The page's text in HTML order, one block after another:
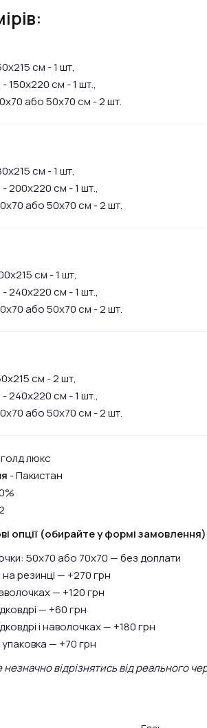
см - 1 шт,
150х220 см - 1 шт.,
або 50х70 см - 2 шт.
см - 1 шт,
200х220 см - 1 шт.,
або 50х70 см - 2 шт.
см - 1 шт,
240х220 см - 1 шт.,
або 50х70 см - 2 шт.
см - 2 шт,
240х220 см - 1 шт.,
або 50х70 см - 2 шт.
люкс
- Пакистан
опції (обирайте у формі
50х70 або 70х70 — без доплати
резинці — +270 грн
— +120 грн
— +60 грн
і наволочках — +180 грн
— +70 грн
відрізнятись від реального